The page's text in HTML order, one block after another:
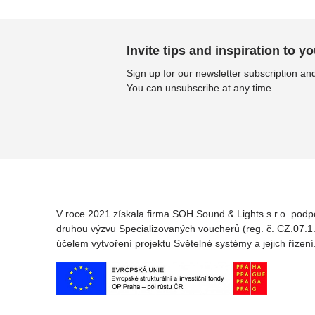
Invite tips and inspiration to
Sign up for our newsletter subscription
You can unsubscribe at any time.
V roce 2021 získala firma SOH Sound & Lights s.r.o.
druhou výzvu Specializovaných voucherů (reg. č.
účelem vytvoření projektu Světelné systémy a jejich